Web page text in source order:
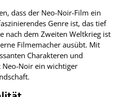
dass der Neo-Noir-Film ein
Genre ist, das tief
nach dem Zweiten Weltkrieg ist
Filmemacher ausübt. Mit
Charakteren und
Neo-Noir ein wichtiger